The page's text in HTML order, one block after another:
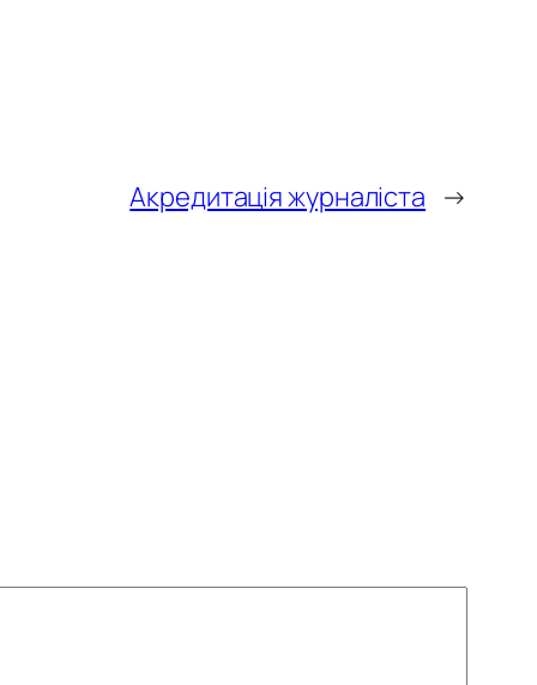
Акредитація журналіста →